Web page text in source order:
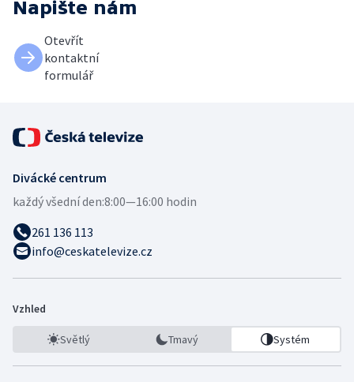
Napište nám
Otevřít
kontaktní
formulář
Divácké centrum
každý všední den:8:00—16:00 hodin
261 136 113
info@ceskatelevize.cz
Vzhled
Světlý Tmavý Systém